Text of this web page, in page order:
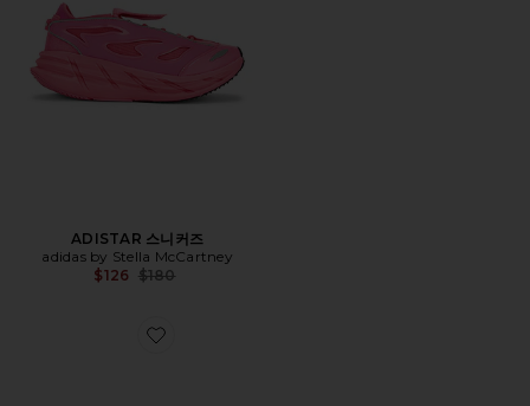
ADISTAR 스니커즈
adidas by Stella McCartney
$126 Previous price:
$180
Favorite SOLARGLIDE 스니커즈